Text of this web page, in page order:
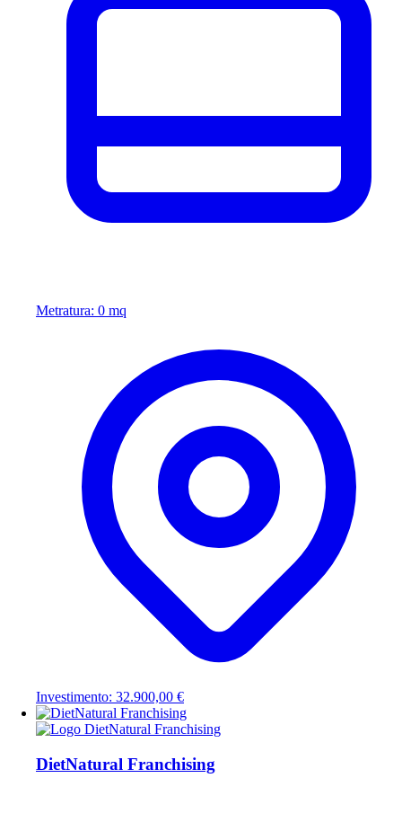
Metratura: 0 mq
Investimento: 32.900,00 €
DietNatural Franchising